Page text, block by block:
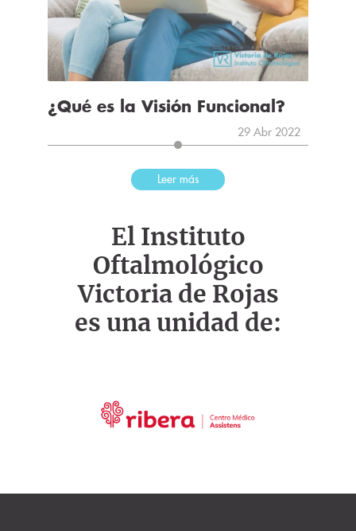
¿Qué es la Visión Funcional?
29 Abr 2022
Leer más
El Instituto
Oftalmológico
Victoria de Rojas
es una unidad de: